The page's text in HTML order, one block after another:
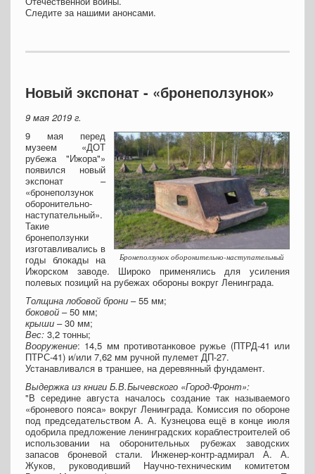
Следите за нашими анонсами.
Новый экспонат - «бронеползунок»
9 мая 2019 г.
Бронеползунок оборонительно-наступательный
9 мая перед
музеем «ДОТ
рубежа "Ижора"»
появился новый
экспонат –
«бронеползунок
оборонительно-
наступательный».
Такие
бронеползунки
изготавливались в
годы блокады на
Ижорском заводе. Широко применялись для усиления
полевых позиций на рубежах обороны вокруг Ленинграда.
Толщина лобовой брони – 55 мм;
боковой – 50 мм;
крыши – 30 мм;
Вес: 3,2 тонны;
Вооружение: 14,5 мм противотанковое ружье (ПТРД-41 или
ПТРС-41) и/или 7,62 мм ручной пулемет ДП-27.
Устанавливался в траншее, на деревянный фундамент.
Выдержка из книги Б.В.Бычевского «Город-Фронт»:
"В середине августа началось создание так называемого
«броневого пояса» вокруг Ленинграда. Комиссия по обороне
под председательством А. А. Кузнецова ещё в конце июля
одобрила предложение ленинградских кораблестроителей об
использовании на оборонительных рубежах заводских
запасов броневой стали. Инженер-контр-адмирал А. А.
Жуков, руководивший Научно-техническим комитетом